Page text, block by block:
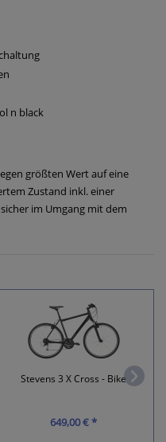
n black
größten Wert auf eine
Zustand inkl. einer
im Umgang mit dem
Stevens 3 X Cross - Bike
649,00 € *